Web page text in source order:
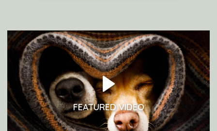
FEATURED VIDEO